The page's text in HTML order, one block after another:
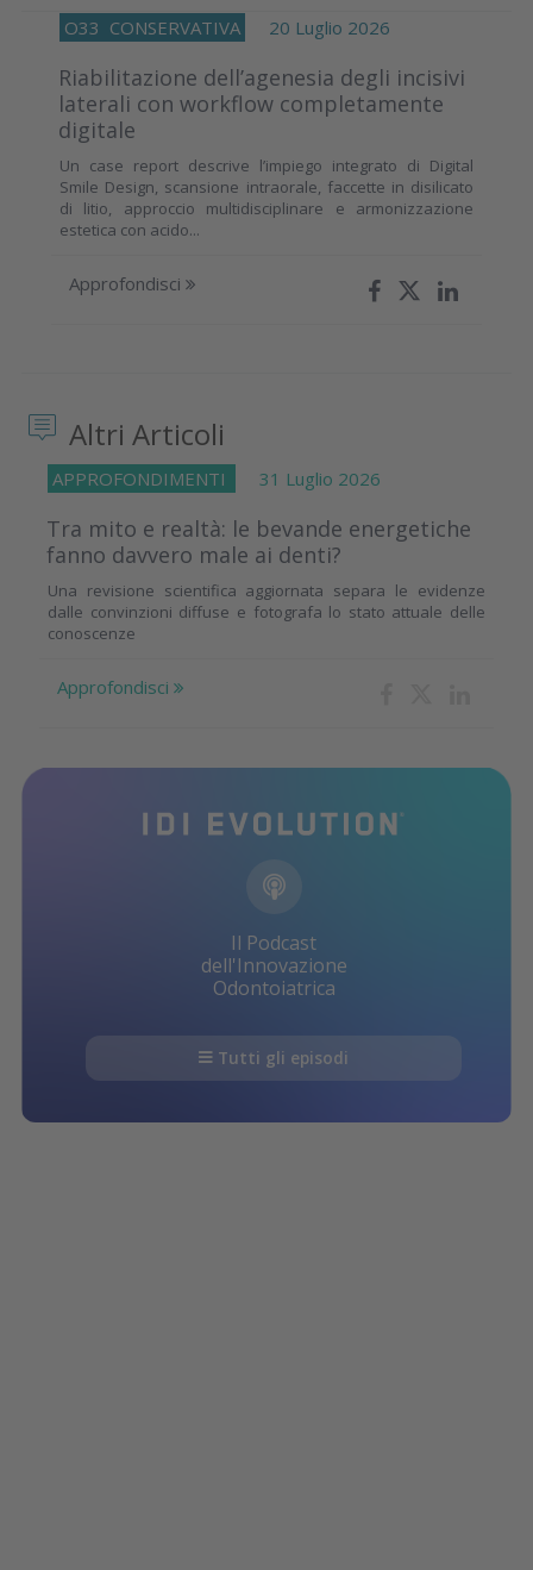
O33 CONSERVATIVA 20 Luglio 2026
Riabilitazione dell’agenesia degli incisivi
laterali con workflow completamente
digitale
Un case report descrive l’impiego integrato di Digital
Smile Design, scansione intraorale, faccette in disilicato
di litio, approccio multidisciplinare e armonizzazione
estetica con acido...
Approfondisci
Altri Articoli
APPROFONDIMENTI 31 Luglio 2026
Tra mito e realtà: le bevande energetiche
fanno davvero male ai denti?
Una revisione scientifica aggiornata separa le evidenze
dalle convinzioni diffuse e fotografa lo stato attuale delle
conoscenze
Approfondisci
Il Podcast
dell'Innovazione
Odontoiatrica
Tutti gli episodi